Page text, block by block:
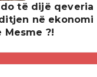
të dijë qeveria
në ekonomi
Mesme ?!